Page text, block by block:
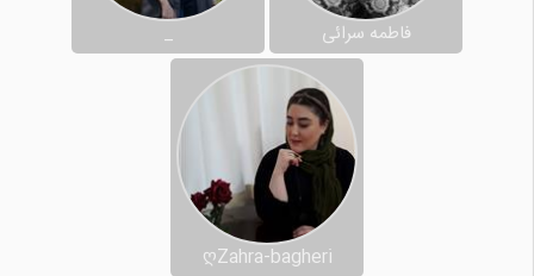
فاطمه سرائی _
ღZahra-bagheri